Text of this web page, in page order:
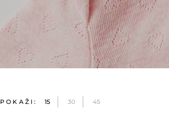
POKAŽI: 15 30 45